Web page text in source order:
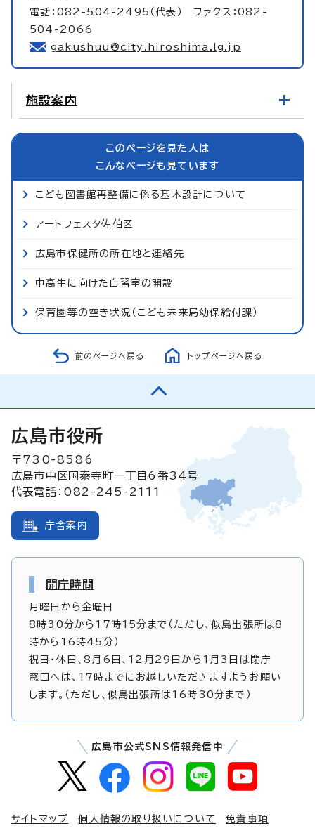
電話：082-504-2495（代表） ファクス：082-
504-2066
gakushuu@city.hiroshima.lg.jp
施設案内
このページを見た人は
こんなページも見ています
こども図書館再整備に係る基本設計について
アートフェスタ佐伯区
広島市保健所の所在地と連絡先
中高生に向けた自習室の開設
保育園等の空き状況（こども未来局幼保給付課）
前のページへ戻る トップページへ戻る
広島市役所
〒730-8586
広島市中区国泰寺町一丁目6番34号
代表電話：082-245-2111
庁舎案内
開庁時間
月曜日から金曜日
8時30分から17時15分まで（ただし、似島出張所は8
時から16時45分）
祝日・休日、8月6日、12月29日から1月3日は閉庁
窓口へは、17時までにお越しいただきますようお願い
します。（ただし、似島出張所は16時30分まで）
広島市公式SNS情報発信中
サイトマップ 個人情報の取り扱いについて
免責事項